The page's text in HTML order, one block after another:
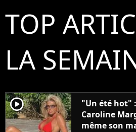
TOP
LA
player2
"Un été hot"
Caroline
même son